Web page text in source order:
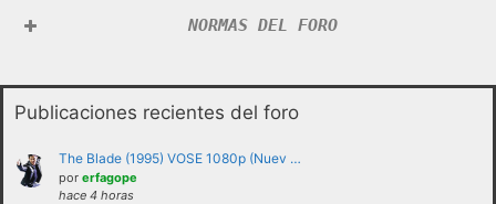
NORMAS DEL FORO
Publicaciones recientes del foro
The Blade (1995) VOSE 1080p (Nuev …
por erfagope
hace 4 horas